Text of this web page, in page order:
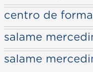
centro de
salame
salame